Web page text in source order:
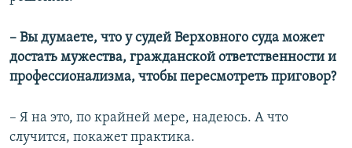
– Вы думаете, что у судей Верховного суда может
достать мужества, гражданской ответственности и
профессионализма, чтобы пересмотреть приговор?
– Я на это, по крайней мере, надеюсь. А что
случится, покажет практика.